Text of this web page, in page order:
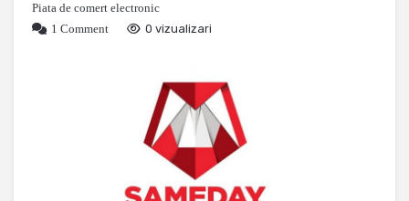
Piata de comert electronic
1 Comment
0 vizualizari